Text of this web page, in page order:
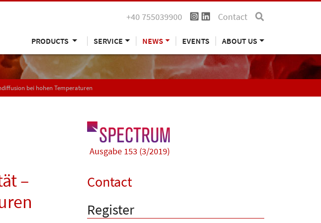
+40 755039900 Contact
PRODUCTS SERVICE NEWS EVENTS ABOUT US
bei hohen Temperaturen
Ausgabe 153 (3/2019)
–
Contact
Register